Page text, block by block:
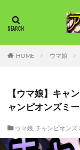
HOME ウマ娘
【ウマ娘】キャ
ャンピオンズミー
ウマ娘, チャンピオンズ